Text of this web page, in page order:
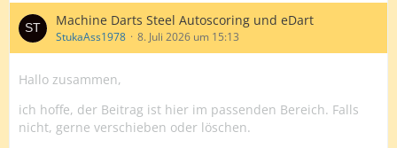
Machine Darts Steel Autoscoring und eDart
StukaAss1978 8. Juli 2026 um 15:13
Hallo zusammen,
ich hoffe, der Beitrag ist hier im passenden Bereich. Falls
nicht, gerne verschieben oder löschen.